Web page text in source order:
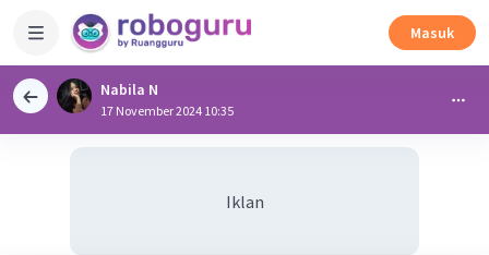
Masuk
Nabila N
17 November 2024 10:35
Iklan